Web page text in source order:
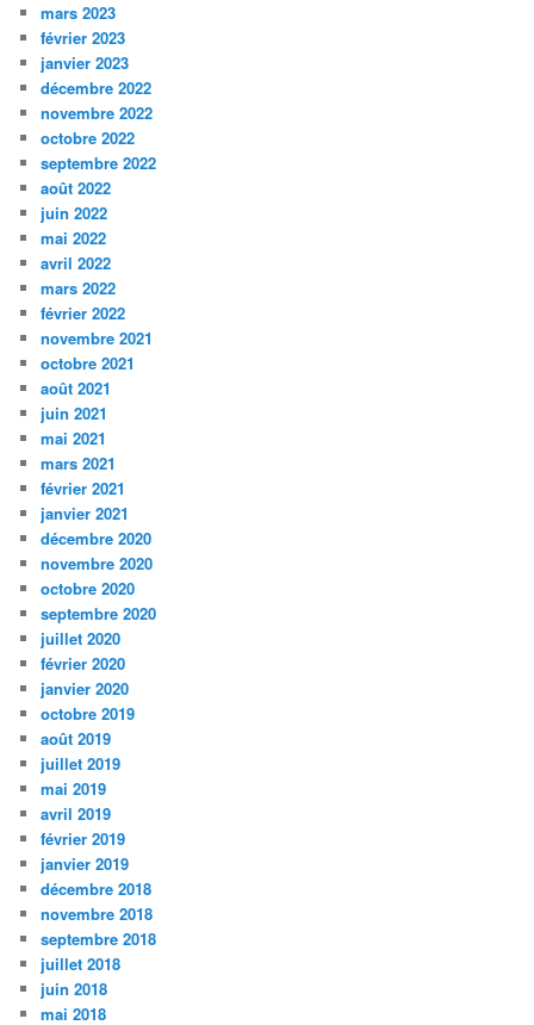
mars 2023
février 2023
janvier 2023
décembre 2022
novembre 2022
octobre 2022
septembre 2022
août 2022
juin 2022
mai 2022
avril 2022
mars 2022
février 2022
novembre 2021
octobre 2021
août 2021
juin 2021
mai 2021
mars 2021
février 2021
janvier 2021
décembre 2020
novembre 2020
octobre 2020
septembre 2020
juillet 2020
février 2020
janvier 2020
octobre 2019
août 2019
juillet 2019
mai 2019
avril 2019
février 2019
janvier 2019
décembre 2018
novembre 2018
septembre 2018
juillet 2018
juin 2018
mai 2018